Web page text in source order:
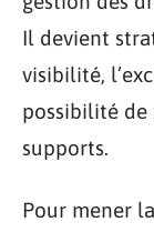
Il devient
visibilité,
possibilité de
supports.
Pour mener